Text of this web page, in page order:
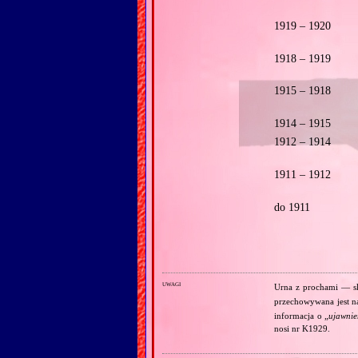
1919 – 1920
1918 – 1919
1915 – 1918
1914 – 1915
1912 – 1914
1911 – 1912
do 1911
uwagi
Urna z prochami —
przechowywana jest
informacja o „
nosi nr K1929.